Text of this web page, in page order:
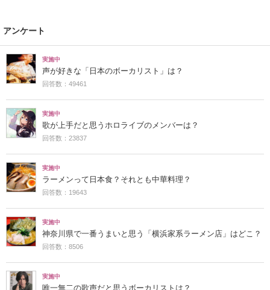
アンケート
実施中
声が好きな「日本のボーカリスト」は？
回答数：49461
実施中
歌が上手だと思うホロライブのメンバーは？
回答数：23837
実施中
ラーメンって日本食？それとも中華料理？
回答数：19643
実施中
神奈川県で一番うまいと思う「横浜家系ラーメン店」はどこ？
回答数：8506
実施中
唯一無二の歌声だと思うボーカリストは？